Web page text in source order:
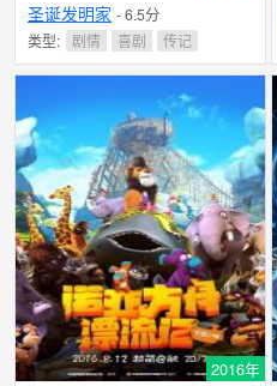
圣诞发明家 - 6.5分
类型: 剧情 喜剧 传记
2016年